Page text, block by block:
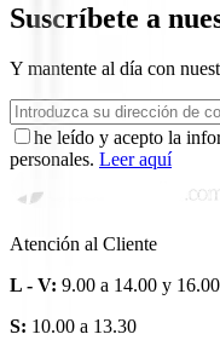
Suscríbete a
Y mantente al día con
he leído y acepto la
personales. Leer aquí
Atención al Cliente
L - V: 9.00 a 14.00 y
S: 10.00 a 13.30